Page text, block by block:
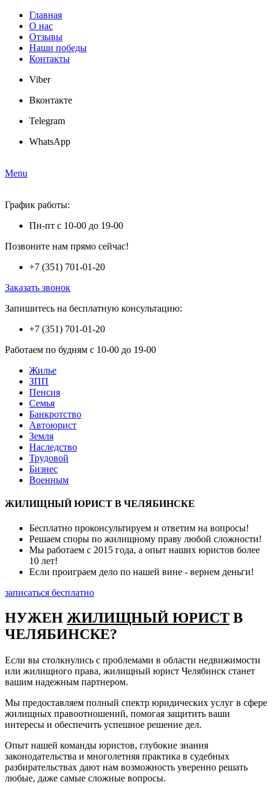
Главная
О нас
Отзывы
Наши победы
Контакты
Viber
Вконтакте
Telegram
WhatsApp
Menu
График работы:
Пн-пт с 10-00 до 19-00
Позвоните нам прямо сейчас!
+7 (351) 701-01-20
Заказать звонок
Запишитесь на бесплатную консультацию:
+7 (351) 701-01-20
Работаем по будням с 10-00 до 19-00
Жилье
ЗПП
Пенсия
Семья
Банкротство
Автоюрист
Земля
Наследство
Трудовой
Бизнес
Военным
ЖИЛИЩНЫЙ ЮРИСТ В ЧЕЛЯБИНСКЕ
Бесплатно проконсультируем и ответим на вопросы!
Решаем споры по жилищному праву любой сложности!
Мы работаем с 2015 года, а опыт наших юристов более
10 лет!
Если проиграем дело по нашей вине - вернем деньги!
записаться бесплатно
НУЖЕН ЖИЛИЩНЫЙ ЮРИСТ В
ЧЕЛЯБИНСКЕ?
Если вы столкнулись с проблемами в области недвижимости
или жилищного права, жилищный юрист Челябинск станет
вашим надежным партнером.
Мы предоставляем полный спектр юридических услуг в сфере
жилищных правоотношений, помогая защитить ваши
интересы и обеспечить успешное решение дел.
Опыт нашей команды юристов, глубокие знания
законодательства и многолетняя практика в судебных
разбирательствах дают нам возможность уверенно решать
любые, даже самые сложные вопросы.